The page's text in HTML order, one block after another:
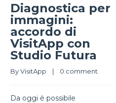
Diagnostica per
immagini:
accordo di
VisitApp con
Studio Futura
By VisitApp
    |
0 comment
Da oggi è possibile